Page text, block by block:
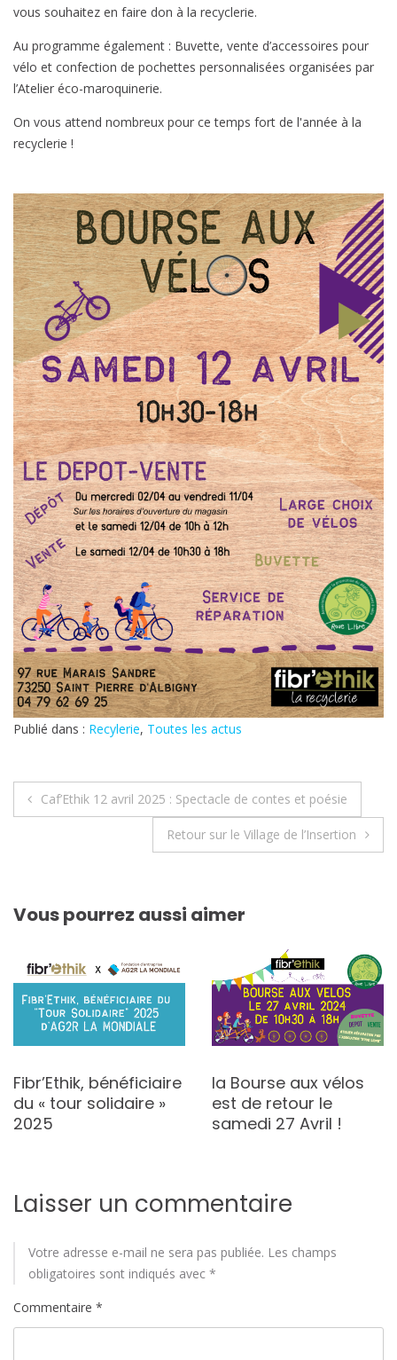
vous souhaitez en faire don à la recyclerie.
Au programme également : Buvette, vente d’accessoires pour
vélo et confection de pochettes personnalisées organisées par
l’Atelier éco-maroquinerie.
On vous attend nombreux pour ce temps fort de l'année à la
recyclerie !
Publié dans : Recylerie, Toutes les actus
Navigation
Caf’Ethik 12 avril 2025 : Spectacle de contes et poésie
Retour sur le Village de l’Insertion
Vous pourrez aussi aimer
Fibr’Ethik, bénéficiaire
du « tour solidaire »
2025
la Bourse aux vélos
est de retour le
samedi 27 Avril !
Laisser un commentaire
Votre adresse e-mail ne sera pas publiée. Les champs
obligatoires sont indiqués avec *
Commentaire *